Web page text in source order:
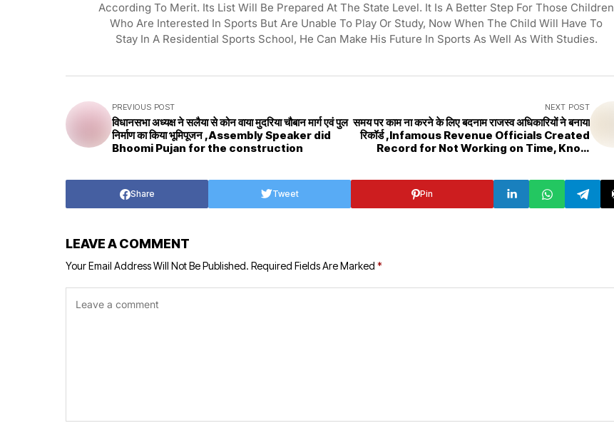
According To Merit. Its List Will Be Prepared At The State Level. It Is A Better Step For Those Children
Who Are Interested In Sports But Are Unable To Play Or Study, Now When The Child Will Have To
Stay In A Residential Sports School, He Can Make His Future In Sports As Well As With Studies.
PREVIOUS POST
विधानसभा अध्यक्ष ने सलैया से कोन वाया मुदरिया चौबान मार्ग एवं पुल
निर्माण का किया भूमिपूजन ,Assembly Speaker did
Bhoomi Pujan for the construction
NEXT POST
समय पर काम ना करने के लिए बदनाम राजस्व अधिकारियों ने बनाया
रिकॉर्ड ,Infamous Revenue Officials Created
Record for Not Working on Time, Know
Share Tweet Pin
LEAVE A COMMENT
Your Email Address Will Not Be Published. Required Fields Are Marked *